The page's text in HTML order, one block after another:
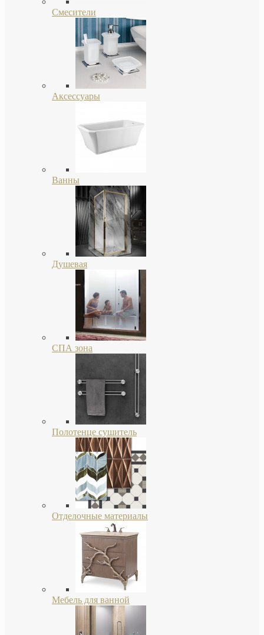
Смесители
Аксессуары
Ванны
Душевая
СПА зона
Полотенце сушитель
Отделочные материалы
Мебель для ванной